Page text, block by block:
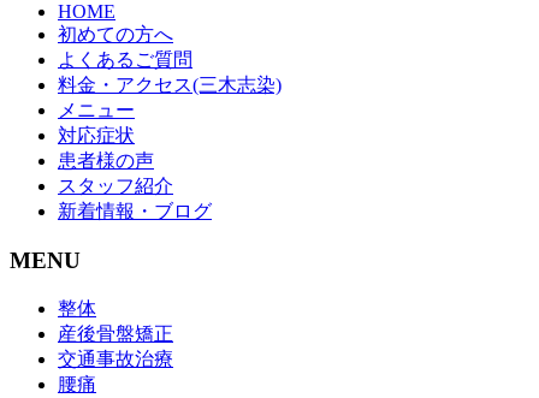
HOME
初めての方へ
よくあるご質問
料金・アクセス(三木志染)
メニュー
対応症状
患者様の声
スタッフ紹介
新着情報・ブログ
MENU
整体
産後骨盤矯正
交通事故治療
腰痛